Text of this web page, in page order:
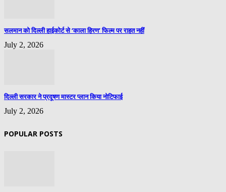
सलमान को दिल्ली हाईकोर्ट से ‘काला हिरण’ फिल्म पर राहत नहीं
July 2, 2026
दिल्ली सरकार ने प्रदूषण मास्टर प्लान किया नोटिफाई
July 2, 2026
POPULAR POSTS